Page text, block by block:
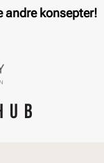
andre konsepter!